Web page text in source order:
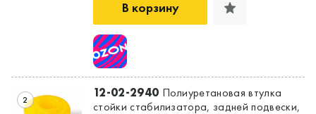
В корзину
2 12-02-2940 Полиуретановая втулка
стойки стабилизатора, задней подвески,